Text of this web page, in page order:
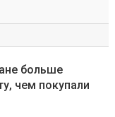
больше
чем покупали